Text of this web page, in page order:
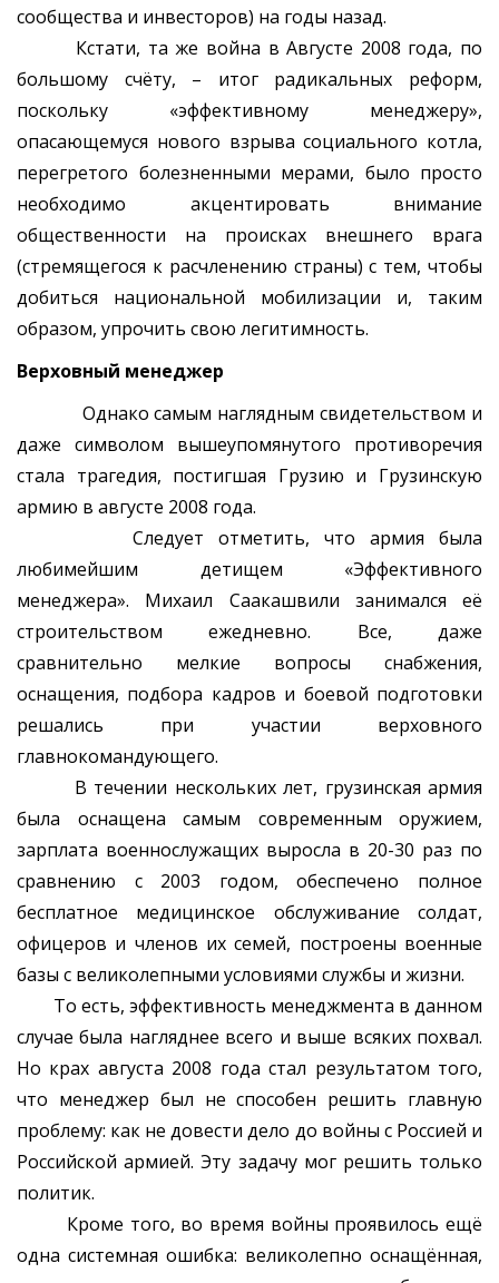
сообщества и инвесторов) на годы назад.
Кстати, та же война в Августе 2008 года, по
большому счёту, – итог радикальных реформ,
поскольку «эффективному менеджеру»,
опасающемуся нового взрыва социального котла,
перегретого болезненными мерами, было просто
необходимо акцентировать внимание
общественности на происках внешнего врага
(стремящегося к расчленению страны) с тем, чтобы
добиться национальной мобилизации и, таким
образом, упрочить свою легитимность.
Верховный менеджер
Однако самым наглядным свидетельством и
даже символом вышеупомянутого противоречия
стала трагедия, постигшая Грузию и Грузинскую
армию в августе 2008 года.
Следует отметить, что армия была
любимейшим детищем «Эффективного
менеджера». Михаил Саакашвили занимался её
строительством ежедневно. Все, даже
сравнительно мелкие вопросы снабжения,
оснащения, подбора кадров и боевой подготовки
решались при участии верховного
главнокомандующего.
В течении нескольких лет, грузинская армия
была оснащена самым современным оружием,
зарплата военнослужащих выросла в 20-30 раз по
сравнению с 2003 годом, обеспечено полное
бесплатное медицинское обслуживание солдат,
офицеров и членов их семей, построены военные
базы с великолепными условиями службы и жизни.
То есть, эффективность менеджмента в данном
случае была нагляднее всего и выше всяких похвал.
Но крах августа 2008 года стал результатом того,
что менеджер был не способен решить главную
проблему: как не довести дело до войны с Россией и
Российской армией. Эту задачу мог решить только
политик.
Кроме того, во время войны проявилось ещё
одна системная ошибка: великолепно оснащённая,